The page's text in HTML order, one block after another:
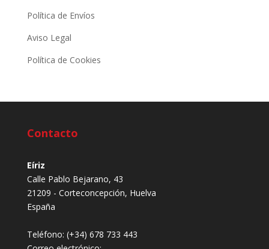
Política de Envíos
Aviso Legal
Política de Cookies
Contacto
Eíriz
Calle Pablo Bejarano, 43
21209 - Corteconcepción, Huelva
España
Teléfono: (+34) 678 733 443